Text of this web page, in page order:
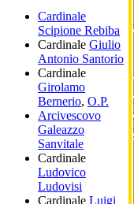
Cardinale
Scipione Rebiba
Cardinale Giulio
Antonio Santorio
Cardinale
Girolamo
Bernerio, O.P.
Arcivescovo
Galeazzo
Sanvitale
Cardinale
Ludovico
Ludovisi
Cardinale Luigi